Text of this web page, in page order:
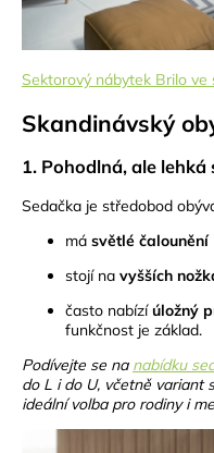
Sektorový nábytek Brilo ve
Skandinávský
1. Pohodlná, ale lehká
Sedačka je středobod
má světlé čalounění
stojí na vyšších
často nabízíúložný
funkčnost je základ.
Podívejte se na nabídku
do L i do U, včetně variant
ideální volba pro rodiny i